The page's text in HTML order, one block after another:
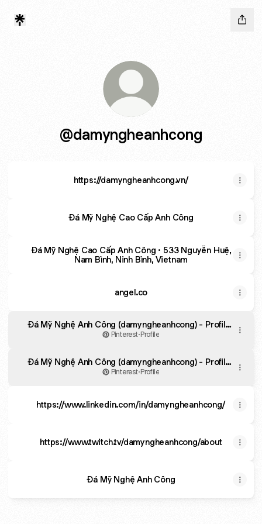
@damyngheanhcong
https://damyngheanhcong.vn/
Đá Mỹ Nghệ Cao Cấp Anh Công
Đá Mỹ Nghệ Cao Cấp Anh Công · 533 Nguyễn Huệ,
Nam Bình, Ninh Bình, Vietnam
angel.co
Đá Mỹ Nghệ Anh Công (damyngheanhcong) - Profile |
Pinterest
Pinterest·Profile
Đá Mỹ Nghệ Anh Công (damyngheanhcong) - Profile |
Pinterest
Pinterest·Profile
https://www.linkedin.com/in/damyngheanhcong/
https://www.twitch.tv/damyngheanhcong/about
Đá Mỹ Nghệ Anh Công